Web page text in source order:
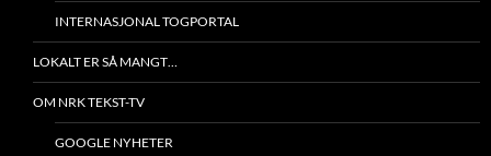
INTERNASJONAL TOGPORTAL
LOKALT ER SÅ MANGT…
OM NRK TEKST-TV
GOOGLE NYHETER